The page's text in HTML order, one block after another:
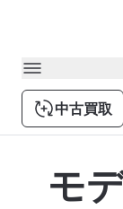
中古買取
モ